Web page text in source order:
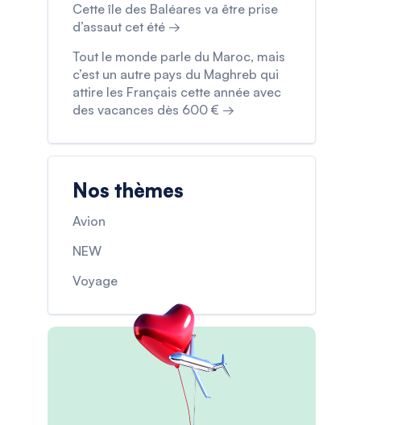
Cette île des Baléares va être prise
d’assaut cet été →
Tout le monde parle du Maroc, mais
c’est un autre pays du Maghreb qui
attire les Français cette année avec
des vacances dès 600 € →
Nos thèmes
Avion
NEW
Voyage